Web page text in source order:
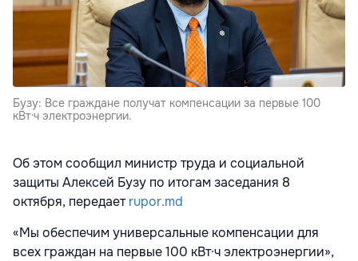
Бузу: Все граждане получат компенсации за первые 100
кВт·ч электроэнергии.
Об этом сообщил министр труда и социальной
защиты Алексей Бузу по итогам заседания 8
октября, передаетrupor.md
«Мы обеспечим универсальные компенсации для
всех граждан на первые 100 кВт·ч электроэнергии»,